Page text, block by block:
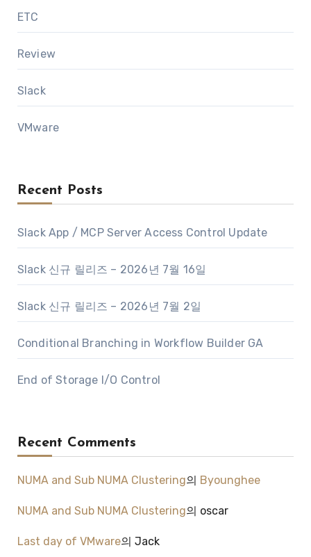
ETC
Review
Slack
VMware
Recent Posts
Slack App / MCP Server Access Control Update
Slack 신규 릴리즈 – 2026년 7월 16일
Slack 신규 릴리즈 – 2026년 7월 2일
Conditional Branching in Workflow Builder GA
End of Storage I/O Control
Recent Comments
NUMA and Sub NUMA Clustering의 Byounghee
NUMA and Sub NUMA Clustering의 oscar
Last day of VMware의 Jack